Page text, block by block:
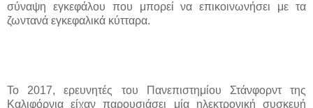
σύναψη εγκεφάλου που μπορεί να επικοινωνήσει με τα
ζωντανά εγκεφαλικά κύτταρα.
Το 2017, ερευνητές του Πανεπιστημίου Στάνφορντ της
Καλιφόρνια είχαν παρουσιάσει μία ηλεκτρονική συσκευή